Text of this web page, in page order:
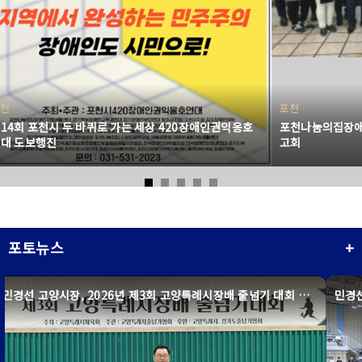
회 포천시 두 바퀴로 가는 세상 420장애인권익옹호
도보행진
포천
포천나눔의집장
고회
포토뉴스 +
민경선 고양시장, 2026년 제3회 고양특례시장배 줄넘기 대회 참가자 응원 민경